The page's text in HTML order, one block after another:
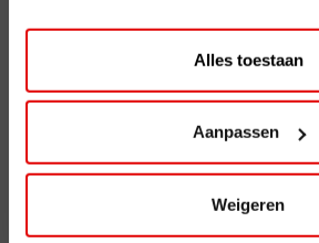
Alles toestaan
Aanpassen
Weigeren
AVIA brandstoffen